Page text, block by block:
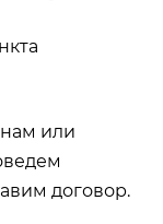
или
договор.